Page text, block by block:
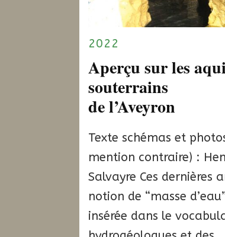
2022
Aperçu sur les
souterrains
de l’Aveyron
Texte schémas et
mention contraire) :
Salvayre Ces dernières
notion de “masse
insérée dans le